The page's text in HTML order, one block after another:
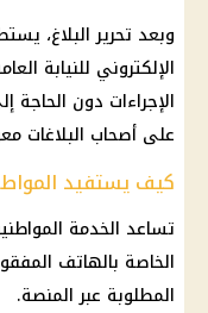
وبعد تحرير البلاغ،
الإلكتروني للنيابة
الإجراءات دون الحاجة
على أصحاب البلاغات
كيف يستفيد
تساعد الخدمة
الخاصة بالهاتف
المطلوبة عبر المنصة.